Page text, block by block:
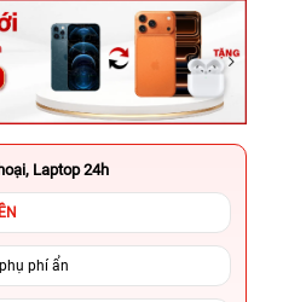
Laptop 24h
phí ẩn